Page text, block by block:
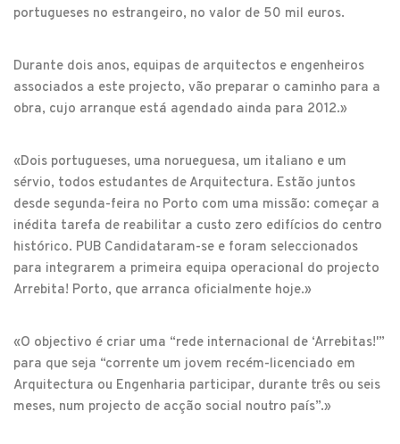
portugueses no estrangeiro, no valor de 50 mil euros.
Durante dois anos, equipas de arquitectos e engenheiros
associados a este projecto, vão preparar o caminho para a
obra, cujo arranque está agendado ainda para 2012.»
«Dois portugueses, uma norueguesa, um italiano e um
sérvio, todos estudantes de Arquitectura. Estão juntos
desde segunda-feira no Porto com uma missão: começar a
inédita tarefa de reabilitar a custo zero edifícios do centro
histórico. PUB Candidataram-se e foram seleccionados
para integrarem a primeira equipa operacional do projecto
Arrebita! Porto, que arranca oficialmente hoje.»
«O objectivo é criar uma “rede internacional de ‘Arrebitas!'”
para que seja “corrente um jovem recém-licenciado em
Arquitectura ou Engenharia participar, durante três ou seis
meses, num projecto de acção social noutro país”.»